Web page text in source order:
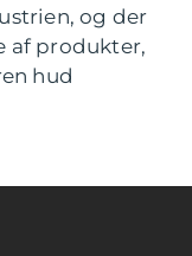
og der
af produkter,
hud